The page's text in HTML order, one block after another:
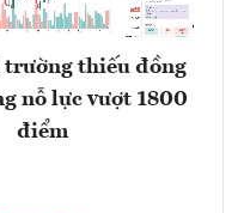
thiếu đồng
nỗ lực vượt 1800
điểm